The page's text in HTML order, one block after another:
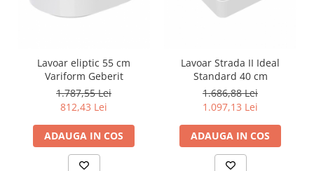
Lavoar eliptic 55 cm
Variform Geberit
1.787,55 Lei
812,43 Lei
ADAUGA IN COS
Lavoar Strada II Ideal
Standard 40 cm
1.686,88 Lei
1.097,13 Lei
ADAUGA IN COS